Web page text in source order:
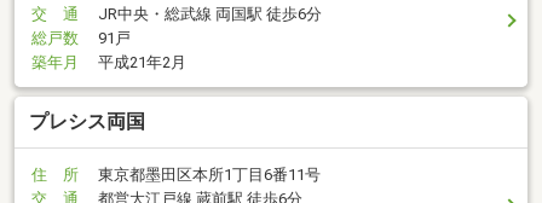
交 通
JR中央・総武線 両国駅 徒歩6分
総戸数
91戸
築年月
平成21年2月
プレシス両国
住 所
東京都墨田区本所1丁目6番11号
交 通
都営大江戸線 蔵前駅 徒歩6分